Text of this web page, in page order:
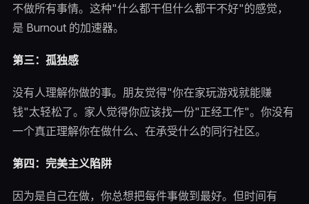
不做所有事情。这种"什么都干但什么都干不好"的感觉，
是 Burnout 的加速器。
第三：孤独感
没有人理解你做的事。朋友觉得"你在家玩游戏就能赚
钱"太轻松了。家人觉得你应该找一份"正经工作"。你没有
一个真正理解你在做什么、在承受什么的同行社区。
第四：完美主义陷阱
因为是自己在做，你总想把每件事做到最好。但时间有